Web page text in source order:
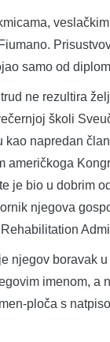
samo od
ne rezultira
školi
kao napredan
američkoga
je bio u dobrim
njegova
njegov boravak
imenom, a
ploča s